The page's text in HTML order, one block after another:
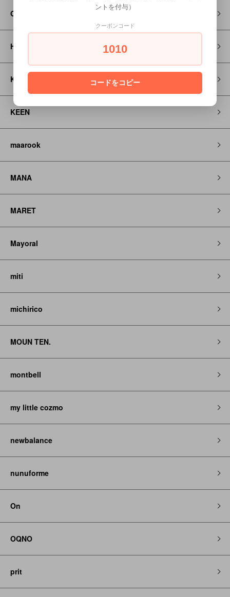
GROOVY COLORS
HOSO
KAPITAL
KEEN
maarook
MANA
MARET
Mayoral
miti
michirico
MOUN TEN.
montbell
my little cozmo
newbalance
nunuforme
On
OQNO
prit
ントを付与）
クーポンコード
1010
コードをコピー